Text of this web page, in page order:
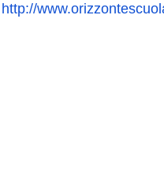
http://